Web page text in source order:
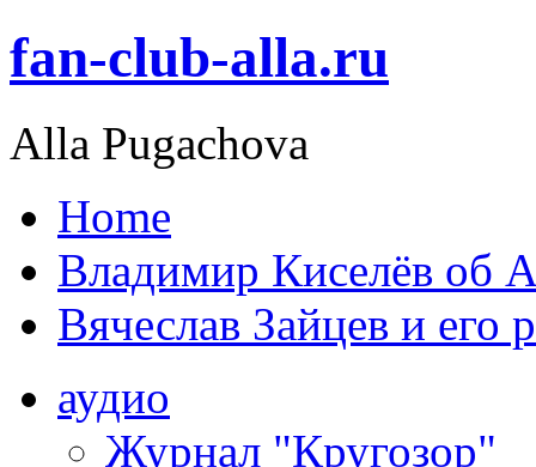
fan-club-alla.ru
Alla Pugachova
Home
Владимир Киселёв об
Вячеслав Зайцев и его
аудио
Журнал "Кругозор"